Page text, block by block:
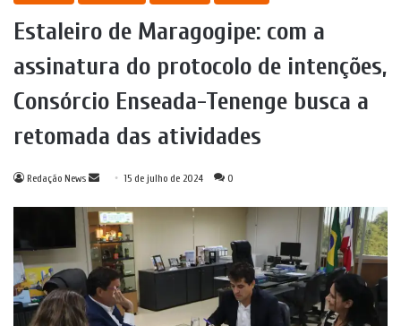
Estaleiro de Maragogipe: com a
assinatura do protocolo de intenções,
Consórcio Enseada-Tenenge busca a
retomada das atividades
Redação News
Mande
e-
mail
15 de julho de 2024 0